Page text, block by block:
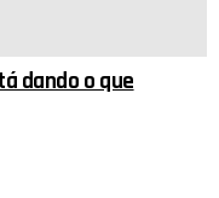
dando o que